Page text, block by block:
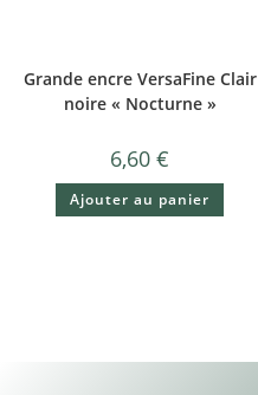
Grande encre VersaFine Clair
noire « Nocturne »
6,60€
Ajouter au panier